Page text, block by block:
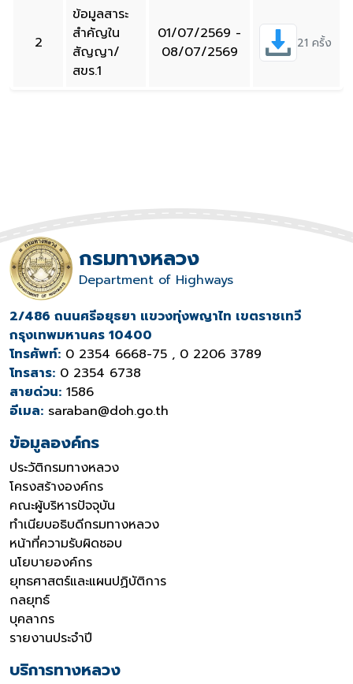
2
ข้อมูลสาระ
สำคัญใน
สัญญา/
สขร.1
01/07/2569 -
08/07/2569
21 ครั้ง
กรมทางหลวง
Department of Highways
2/486 ถนนศรีอยุธยา แขวงทุ่งพญาไท เขตราชเทวี
กรุงเทพมหานคร 10400
โทรศัพท์: 0 2354 6668-75 , 0 2206 3789
โทรสาร: 0 2354 6738
สายด่วน: 1586
อีเมล: saraban@doh.go.th
ข้อมูลองค์กร
ประวัติกรมทางหลวง
โครงสร้างองค์กร
คณะผู้บริหารปัจจุบัน
ทำเนียบอธิบดีกรมทางหลวง
หน้าที่ความรับผิดชอบ
นโยบายองค์กร
ยุทธศาสตร์และแผนปฏิบัติการ
กลยุทธ์
บุคลากร
รายงานประจำปี
บริการทางหลวง